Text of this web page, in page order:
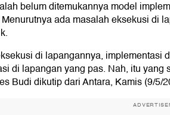
belum ditemukannya model
ada masalah eksekusi di
di lapangannya, implementasi
di lapangan yang pas. Nah, itu
Budi dikutip dari Antara, Kamis (9/5/